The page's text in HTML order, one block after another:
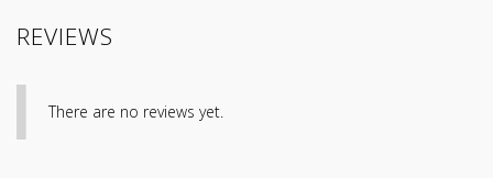
REVIEWS
There are no reviews yet.